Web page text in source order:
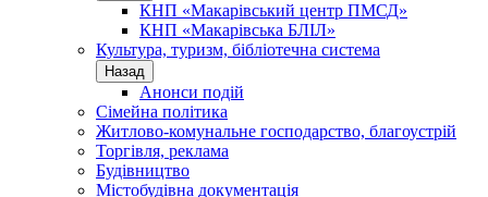
КНП «Макарівський центр ПМСД»
КНП «Макарівська БЛІЛ»
Культура, туризм, бібліотечна система
Назад
Анонси подій
Сімейна політика
Житлово-комунальне господарство, благоустрій
Торгівля, реклама
Будівництво
Містобудівна документація